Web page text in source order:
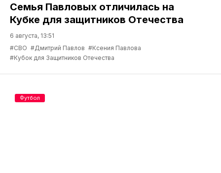
Семья Павловых отличилась на
Кубке для защитников Отечества
6 августа, 13:51
#СВО #Дмитрий Павлов #Ксения Павлова
#Кубок для Защитников Отечества
Футбол